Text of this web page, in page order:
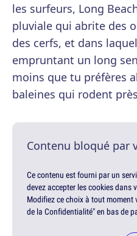
les surfeurs, Long
pluviale qui abrite des
des cerfs, et dans
empruntant un long
moins que tu préfères
baleines qui rodent
Contenu bloqué par
Ce contenu est fourni par un
devez accepter les cookies dans
Modifiez ce choix à tout moment
de la Confidentialité" en bas de